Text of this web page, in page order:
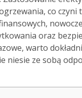
co czyni
oraz
warto
niesie ze sobą